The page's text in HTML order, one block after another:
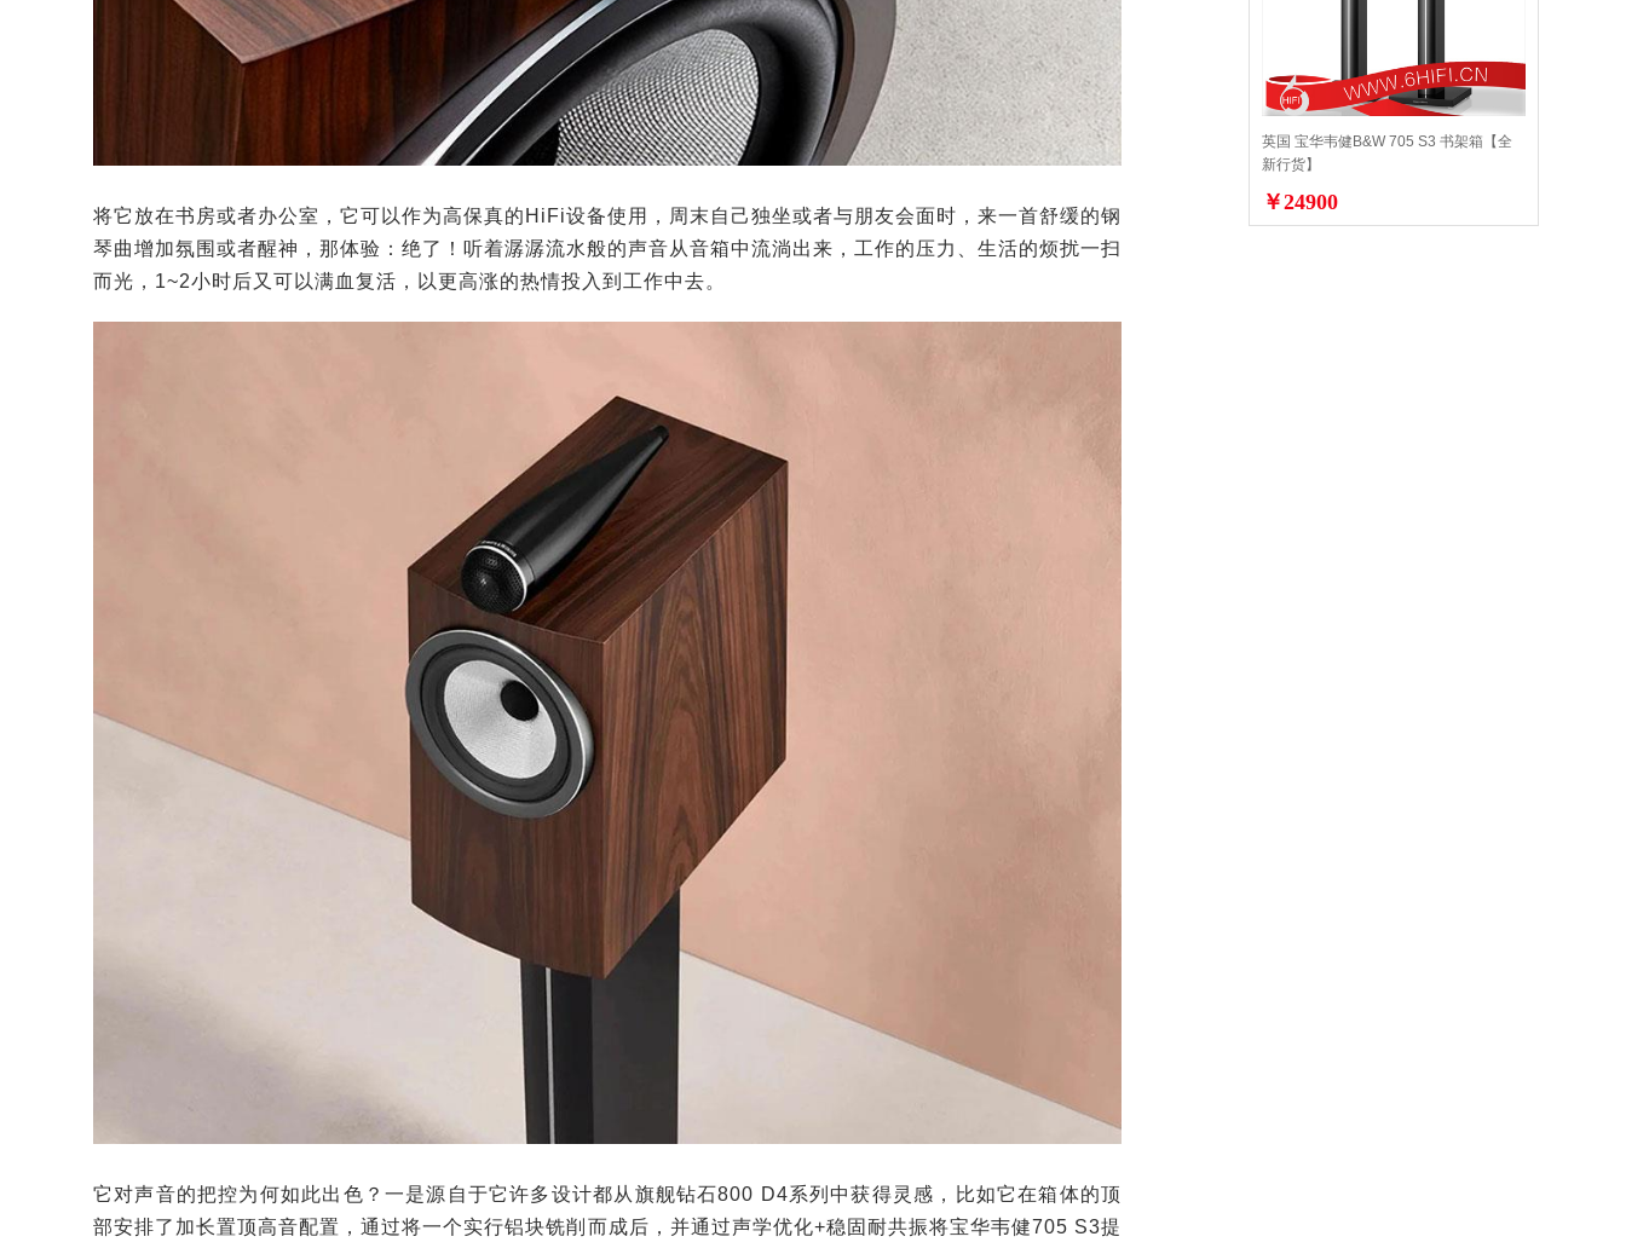
将它放在书房或者办公室，它可以作为高保真的HiFi设备使用，周末自己独坐或者与朋友会面时，来一首舒缓的钢
琴曲增加氛围或者醒神，那体验：绝了！听着潺潺流水般的声音从音箱中流淌出来，工作的压力、生活的烦扰一扫
而光，1~2小时后又可以满血复活，以更高涨的热情投入到工作中去。
它对声音的把控为何如此出色？一是源自于它许多设计都从旗舰钻石800 D4系列中获得灵感，比如它在箱体的顶
部安排了加长置顶高音配置，通过将一个实行铝块铣削而成后，并通过声学优化+稳固耐共振将宝华韦健705 S3提
英国 宝华韦健B&W 705 S3 书架箱【全
新行货】
￥24900